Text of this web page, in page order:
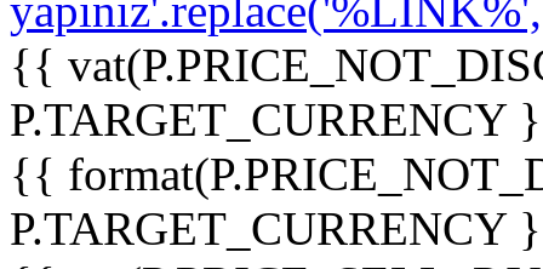
{{
P.TARGET_CURRENCY
{{
P.TARGET_CURRENCY